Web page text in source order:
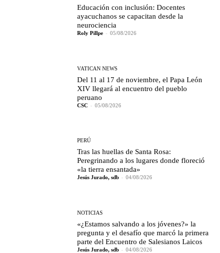
Educación con inclusión: Docentes
ayacuchanos se capacitan desde la
neurociencia
Roly Pillpe - 05/08/2026
VATICAN NEWS
Del 11 al 17 de noviembre, el Papa León
XIV llegará al encuentro del pueblo
peruano
CSC - 05/08/2026
PERÚ
Tras las huellas de Santa Rosa:
Peregrinando a los lugares donde floreció
«la tierra ensantada»
Jesús Jurado, sdb - 04/08/2026
NOTICIAS
«¿Estamos salvando a los jóvenes?» la
pregunta y el desafío que marcó la primera
parte del Encuentro de Salesianos Laicos
Jesús Jurado, sdb - 04/08/2026